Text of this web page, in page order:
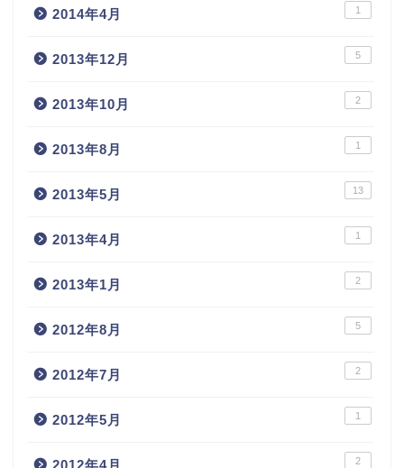
2014年4月 1
2013年12月 5
2013年10月 2
2013年8月 1
2013年5月 13
2013年4月 1
2013年1月 2
2012年8月 5
2012年7月 2
2012年5月 1
2012年4月 2